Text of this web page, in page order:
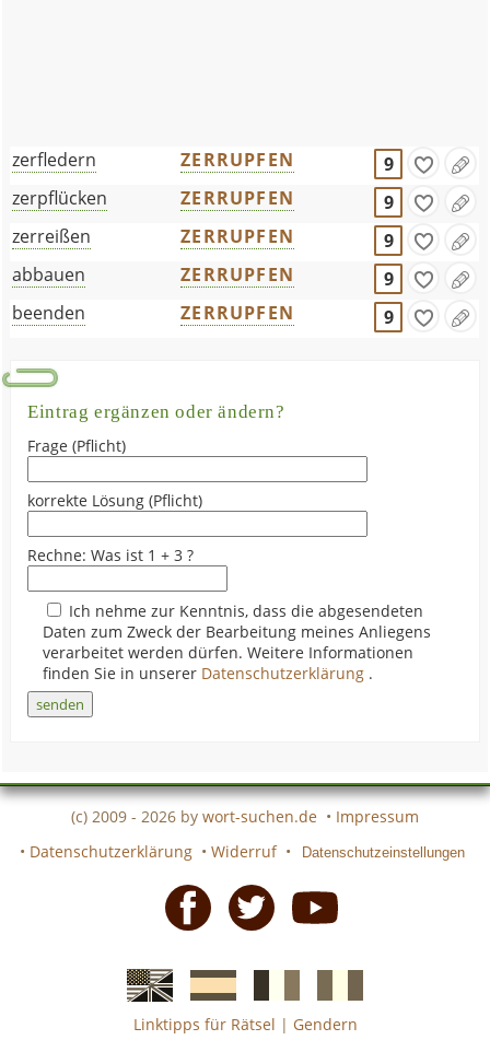
zerfledern ZERRUPFEN
9
zerpflücken
ZERRUPFEN
9
zerreißen
ZERRUPFEN
9
abbauen
ZERRUPFEN
9
beenden
ZERRUPFEN 9
Eintrag ergänzen oder ändern?
Frage (Pflicht)
korrekte Lösung (Pflicht)
Rechne: Was ist 1 + 3 ?
Ich nehme zur Kenntnis, dass die abgesendeten
Daten zum Zweck der Bearbeitung meines Anliegens
verarbeitet werden dürfen. Weitere Informationen
finden Sie in unserer Datenschutzerklärung .
(c) 2009 - 2026 by wort-suchen.de • Impressum
• Datenschutzerklärung • Widerruf • Datenschutzeinstellungen
EnglischeSpanischefranzösicheitalienische
Linktipps für Rätsel | Gendern